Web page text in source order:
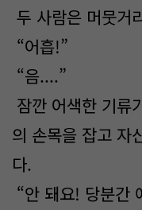
두 사람은 머뭇거
“어흡!”
“음....”
잠깐 어색한 기류
의 손목을 잡고 자
다.
“안 돼요! 당분간